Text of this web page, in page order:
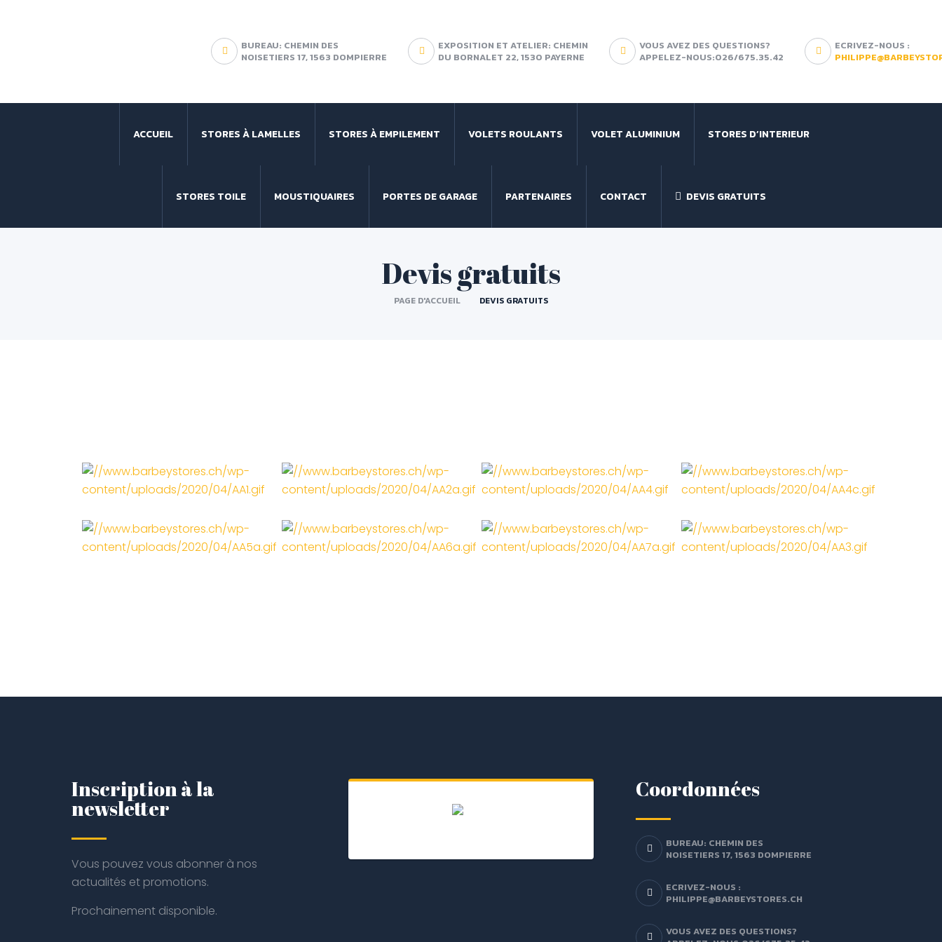
BUREAU: CHEMIN DES
NOISETIERS 17, 1563 DOMPIERRE
EXPOSITION ET ATELIER: CHEMIN
DU BORNALET 22, 1530 PAYERNE
VOUS AVEZ DES QUESTIONS?
APPELEZ-NOUS:026/675.35.42
ECRIVEZ-NOUS :
ACCUEIL STORES À LAMELLES STORES À EMPILEMENT VOLETS ROULANTS VOLET ALUMINIUM STORES D’INTERIEUR
STORES TOILE MOUSTIQUAIRES PORTES DE GARAGE PARTENAIRES CONTACT DEVIS GRATUITS
Devis gratuits
PAGE D'ACCUEIL DEVIS GRATUITS
Inscription à la
newsletter
Vous pouvez vous abonner à nos
actualités et promotions.
Prochainement disponible.
Coordonnées
BUREAU: CHEMIN DES
NOISETIERS 17, 1563 DOMPIERRE
ECRIVEZ-NOUS :
PHILIPPE@BARBEYSTORES.CH
VOUS AVEZ DES QUESTIONS?